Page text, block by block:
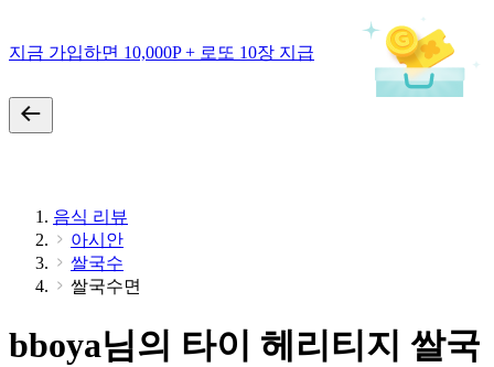
지금 가입하면 10,000P + 로또 10장 지급
음식 리뷰
아시안
쌀국수
쌀국수면
bboya님의 타이 헤리티지 쌀국